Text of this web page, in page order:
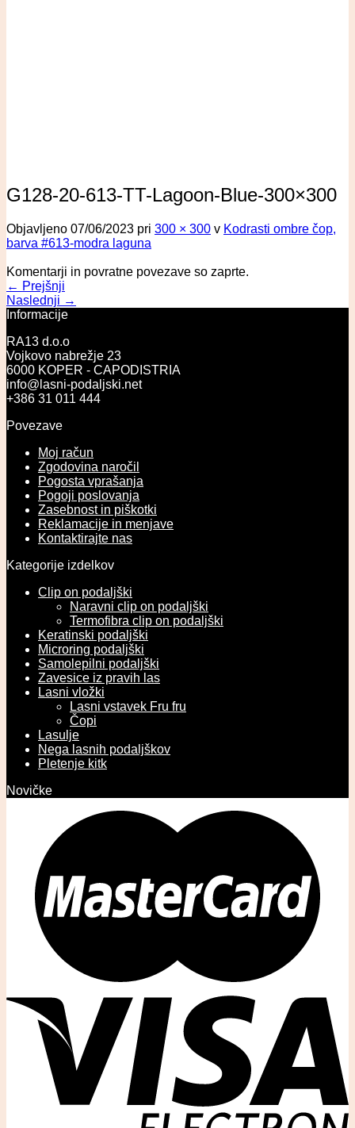
G128-20-613-TT-Lagoon-Blue-300×300
Objavljeno 07/06/2023 pri 300 × 300 v Kodrasti ombre čop,
barva #613-modra laguna
Komentarji in povratne povezave so zaprte.
← Prejšnji
Naslednji →
Informacije
RA13 d.o.o
Vojkovo nabrežje 23
6000 KOPER - CAPODISTRIA
info@lasni-podaljski.net
+386 31 011 444
Povezave
Moj račun
Zgodovina naročil
Pogosta vprašanja
Pogoji poslovanja
Zasebnost in piškotki
Reklamacije in menjave
Kontaktirajte nas
Kategorije izdelkov
Clip on podaljški
Naravni clip on podaljški
Termofibra clip on podaljški
Keratinski podaljški
Microring podaljški
Samolepilni podaljški
Zavesice iz pravih las
Lasni vložki
Lasni vstavek Fru fru
Čopi
Lasulje
Nega lasnih podaljškov
Pletenje kitk
Novičke